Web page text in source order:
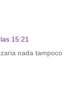
15:21
nada tampoco